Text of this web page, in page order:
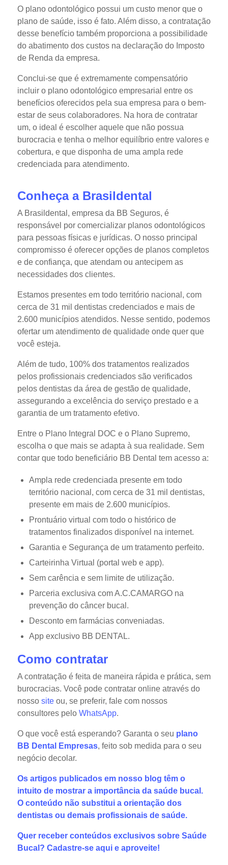
O plano odontológico possui um custo menor que o
plano de saúde, isso é fato. Além disso, a contratação
desse benefício também proporciona a possibilidade
do abatimento dos custos na declaração do Imposto
de Renda da empresa.
Conclui-se que é extremamente compensatório
incluir o plano odontológico empresarial entre os
benefícios oferecidos pela sua empresa para o bem-
estar de seus colaboradores. Na hora de contratar
um, o ideal é escolher aquele que não possua
burocracia e tenha o melhor equilíbrio entre valores e
cobertura, e que disponha de uma ampla rede
credenciada para atendimento.
Conheça a Brasildental
A Brasildental, empresa da BB Seguros, é
responsável por comercializar planos odontológicos
para pessoas físicas e jurídicas. O nosso principal
compromisso é oferecer opções de planos completos
e de confiança, que atendam ou antecipem as
necessidades dos clientes.
Estamos presentes em todo território nacional, com
cerca de 31 mil dentistas credenciados e mais de
2.600 municípios atendidos. Nesse sentido, podemos
ofertar um atendimento de qualidade onde quer que
você esteja.
Além de tudo, 100% dos tratamentos realizados
pelos profissionais credenciados são verificados
pelos dentistas da área de gestão de qualidade,
assegurando a excelência do serviço prestado e a
garantia de um tratamento efetivo.
Entre o Plano Integral DOC e o Plano Supremo,
escolha o que mais se adapta à sua realidade. Sem
contar que todo beneficiário BB Dental tem acesso a:
Ampla rede credenciada presente em todo
território nacional, com cerca de 31 mil dentistas,
presente em mais de 2.600 municípios.
Prontuário virtual com todo o histórico de
tratamentos finalizados disponível na internet.
Garantia e Segurança de um tratamento perfeito.
Carteirinha Virtual (portal web e app).
Sem carência e sem limite de utilização.
Parceria exclusiva com A.C.CAMARGO na
prevenção do câncer bucal.
Desconto em farmácias conveniadas.
App exclusivo BB DENTAL.
Como contratar
A contratação é feita de maneira rápida e prática, sem
burocracias. Você pode contratar online através do
nosso siteou, se preferir, fale com nossos
consultores pelo WhatsApp.
O que você está esperando? Garanta o seu plano
BB Dental Empresas, feito sob medida para o seu
negócio decolar.
Os artigos publicados em nosso blog têm o
intuito de mostrar a importância da saúde bucal.
O conteúdo não substitui a orientação dos
dentistas ou demais profissionais de saúde.
Quer receber conteúdos exclusivos sobre Saúde
Bucal? Cadastre-se aquie aproveite!